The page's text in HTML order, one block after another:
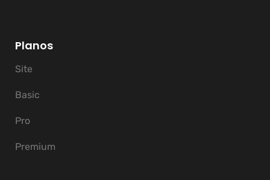
Planos
Site
Basic
Pro
Premium